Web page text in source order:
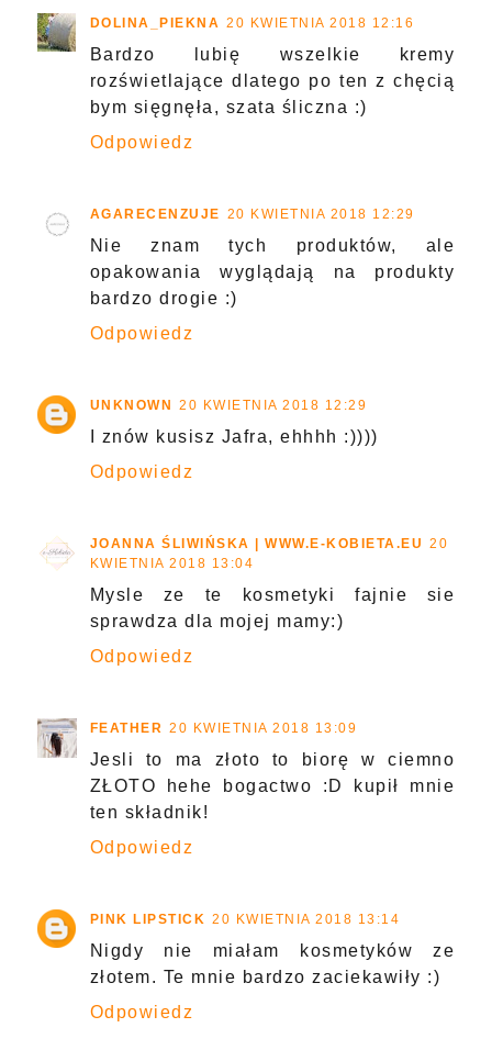
DOLINA_PIEKNA 20 KWIETNIA 2018 12:16
Bardzo lubię wszelkie kremy
rozświetlające dlatego po ten z chęcią
bym sięgnęła, szata śliczna :)
Odpowiedz
AGARECENZUJE 20 KWIETNIA 2018 12:29
Nie znam tych produktów, ale
opakowania wyglądają na produkty
bardzo drogie :)
Odpowiedz
UNKNOWN 20 KWIETNIA 2018 12:29
I znów kusisz Jafra, ehhhh :))))
Odpowiedz
JOANNA ŚLIWIŃSKA | WWW.E-KOBIETA.EU 20
KWIETNIA 2018 13:04
Mysle ze te kosmetyki fajnie sie
sprawdza dla mojej mamy:)
Odpowiedz
FEATHER 20 KWIETNIA 2018 13:09
Jesli to ma złoto to biorę w ciemno
ZŁOTO hehe bogactwo :D kupił mnie
ten składnik!
Odpowiedz
PINK LIPSTICK 20 KWIETNIA 2018 13:14
Nigdy nie miałam kosmetyków ze
złotem. Te mnie bardzo zaciekawiły :)
Odpowiedz